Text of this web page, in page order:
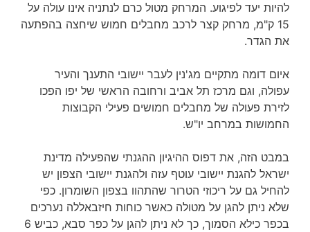
להיות יעד לפיגוע. המרחק מטול כרם לנתניה אינו עולה על
15 ק"מ, מרחק קצר לרכב מחבלים חמוש שיחצה בהפתעה
את הגדר.
איום דומה מתקיים מג'נין לעבר יישובי התענך והעיר
עפולה, וגם מרכז תל אביב ורחובה הראשי של יפו הפכו
לזירת פעולה של מחבלים חמושים פעילי הקבוצות
החמושות במרחב יו"ש.
במבט הזה, את דפוס ההיגיון ההגנתי שהפעילה מדינת
ישראל להגנת יישובי עוטף עזה ולהגנת יישובי הצפון יש
להחיל גם על ריכוזי הטרור שהתהוו בצפון השומרון. כפי
שלא ניתן להגן על מטולה כאשר כוחות חיזבאללה נערכים
בכפר כילא הסמוך, כך לא ניתן להגן על כפר סבא, כביש 6